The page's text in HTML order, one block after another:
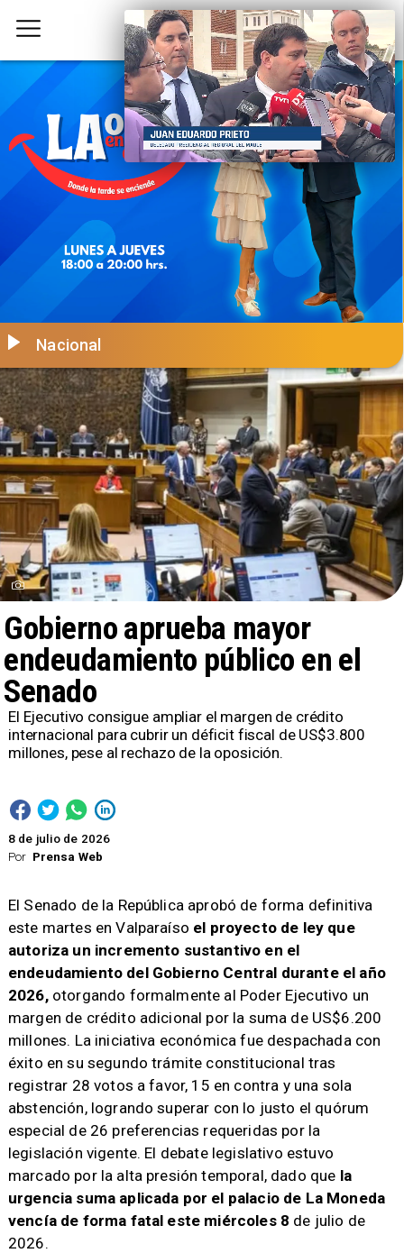
Por Prensa Web
Gobierno aprueba mayor
endeudamiento público en el
Senado
Nacional
8 de julio de 2026
El Ejecutivo consigue ampliar el margen de crédito
internacional para cubrir un déficit fiscal de US$3.800
millones, pese al rechazo de la oposición.
El Senado de la República aprobó de forma definitiva
este martes en Valparaíso el proyecto de ley que
autoriza un incremento sustantivo en el
endeudamiento del Gobierno Central durante el año
2026,otorgando formalmente al Poder Ejecutivo un
margen de crédito adicional por la suma de US$6.200
millones. La iniciativa económica fue despachada con
éxito en su segundo trámite constitucional tras
registrar 28 votos a favor, 15 en contra y una sola
abstención, logrando superar con lo justo el quórum
especial de 26 preferencias requeridas por la
legislación vigente. El debate legislativo estuvo
marcado por la alta presión temporal, dado que la
urgencia suma aplicada por el palacio de La Moneda
vencía de forma fatal este miércoles 8 de julio de
2026.